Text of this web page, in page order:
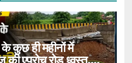
के कुछ ही महीनों में
एप्रोच रोड ध्वस्त,